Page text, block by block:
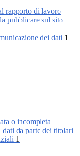
rapporto di lavoro
pubblicare sul sito
dei dati 1
o incompleta
dati da parte dei titolari
1